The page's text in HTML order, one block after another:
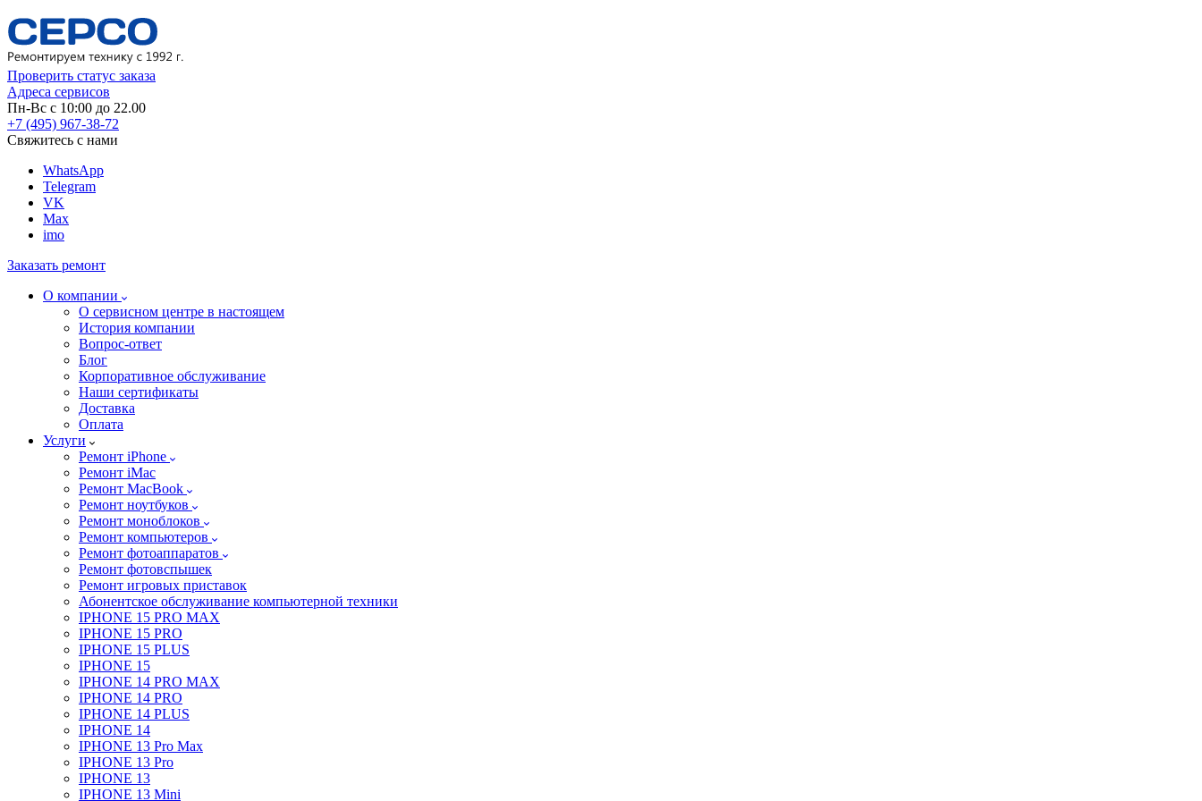
Проверить статус заказа
Адреса сервисов
Пн-Вс с 10:00 до 22.00
+7 (495) 967-38-72
Свяжитесь с нами
WhatsApp
Telegram
VK
Max
imo
Заказать ремонт
О компании
О сервисном центре в настоящем
История компании
Вопрос-ответ
Блог
Корпоративное обслуживание
Наши сертификаты
Доставка
Оплата
Услуги
Ремонт iPhone
Ремонт iMac
Ремонт MacBook
Ремонт ноутбуков
Ремонт моноблоков
Ремонт компьютеров
Ремонт фотоаппаратов
Ремонт фотовспышек
Ремонт игровых приставок
Абонентское обслуживание компьютерной техники
IPHONE 15 PRO MAX
IPHONE 15 PRO
IPHONE 15 PLUS
IPHONE 15
IPHONE 14 PRO MAX
IPHONE 14 PRO
IPHONE 14 PLUS
IPHONE 14
IPHONE 13 Pro Max
IPHONE 13 Pro
IPHONE 13
IPHONE 13 Mini